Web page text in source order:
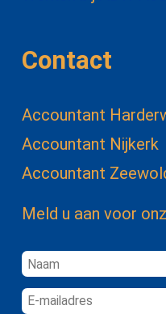
Contact
Accountant
Accountant Nijkerk
Accountant
Meld u aan voor